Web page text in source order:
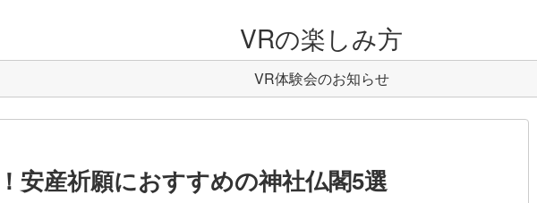
VRの楽しみ方
VR体験会のお知らせ
安産祈願におすすめの神社仏閣5選